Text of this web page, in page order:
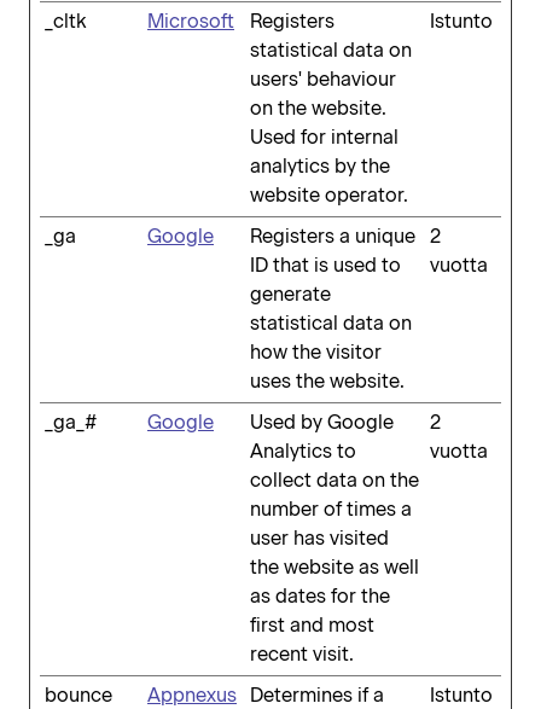
_cltk Microsoft
Registers
statistical data on
users' behaviour
on the website.
Used for internal
analytics by the
website operator.
Istunto
_ga Google
Registers a unique
ID that is used to
generate
statistical data on
how the visitor
uses the website.
2
vuotta
_ga_# Google
Used by Google
Analytics to
collect data on the
number of times a
user has visited
the website as well
as dates for the
first and most
recent visit.
2
vuotta
bounce Appnexus
Determines if a
Istunto